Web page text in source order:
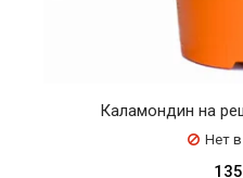
Каламондин на
Нет